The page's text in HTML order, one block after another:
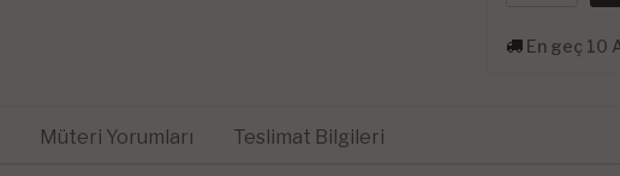
En geç 10
Müteri Yorumları Teslimat Bilgileri